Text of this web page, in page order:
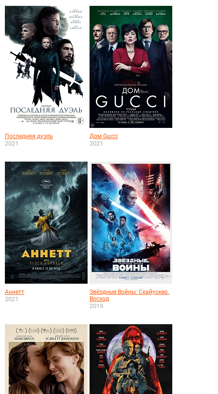
Последняя дуэль
2021
Дом Gucci
2021
Аннетт
2021
Звёздные Войны: Скайуокер.
Восход
2019